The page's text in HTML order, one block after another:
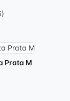
Prata M